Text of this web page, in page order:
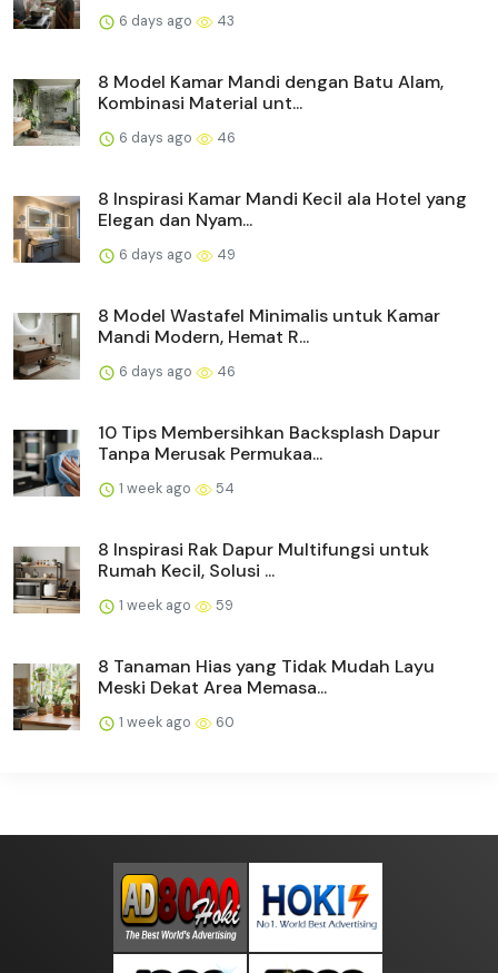
6 days ago 43
8 Model Kamar Mandi dengan Batu Alam,
Kombinasi Material unt...
6 days ago 46
8 Inspirasi Kamar Mandi Kecil ala Hotel yang
Elegan dan Nyam...
6 days ago 49
8 Model Wastafel Minimalis untuk Kamar
Mandi Modern, Hemat R...
6 days ago 46
10 Tips Membersihkan Backsplash Dapur
Tanpa Merusak Permukaa...
1 week ago 54
8 Inspirasi Rak Dapur Multifungsi untuk
Rumah Kecil, Solusi ...
1 week ago 59
8 Tanaman Hias yang Tidak Mudah Layu
Meski Dekat Area Memasa...
1 week ago 60